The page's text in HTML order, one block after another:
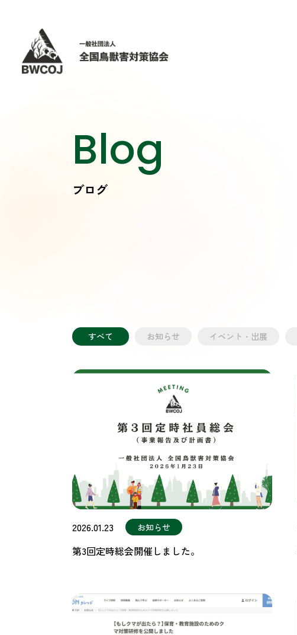
Blog
ブログ
すべて お知らせ イベント・出展
2026.01.23 お知らせ
第3回定時総会開催しました。